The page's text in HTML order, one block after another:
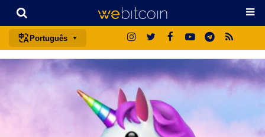
Português
português (BR)
english